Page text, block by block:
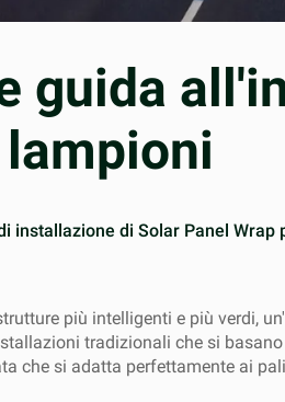
guida
installazione di Solar Panel
più intelligenti e più verdi,
tradizionali che si
che si adatta perfettamente ai